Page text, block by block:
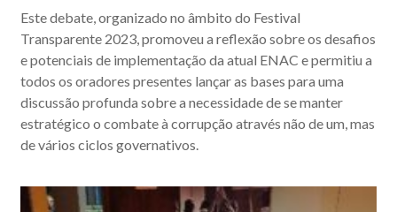
Este debate, organizado no âmbito do Festival
Transparente 2023, promoveu a reflexão sobre os desafios
e potenciais de implementação da atual ENAC e permitiu a
todos os oradores presentes lançar as bases para uma
discussão profunda sobre a necessidade de se manter
estratégico o combate à corrupção através não de um, mas
de vários ciclos governativos.